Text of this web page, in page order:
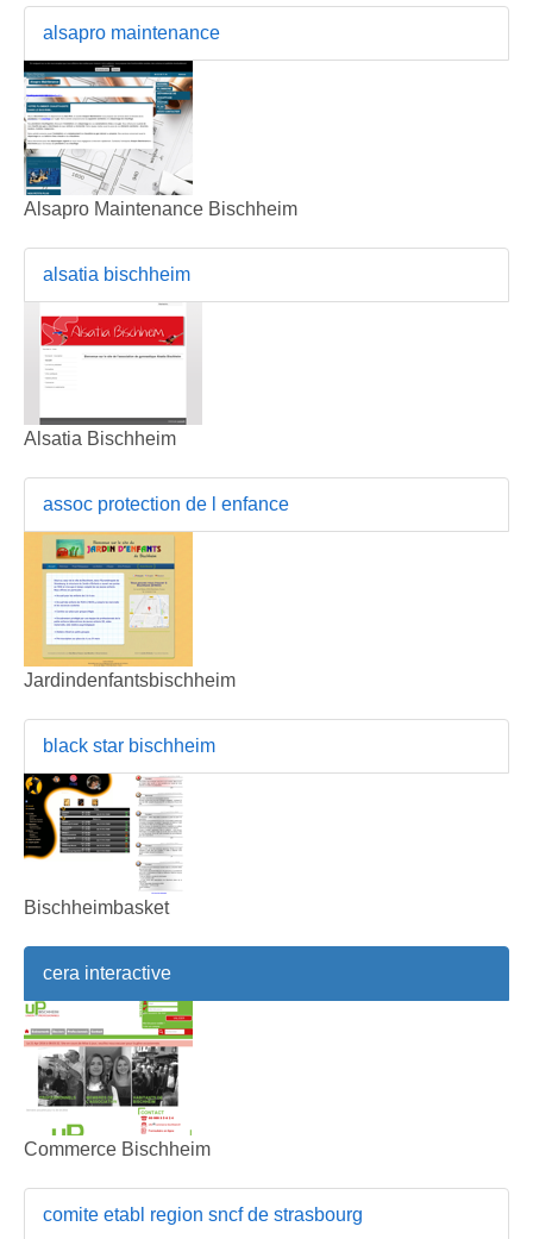
alsapro maintenance
Alsapro Maintenance Bischheim
alsatia bischheim
Alsatia Bischheim
assoc protection de l enfance
Jardindenfantsbischheim
black star bischheim
Bischheimbasket
cera interactive
Commerce Bischheim
comite etabl region sncf de strasbourg